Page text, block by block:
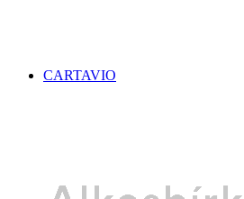
CARTAVIO